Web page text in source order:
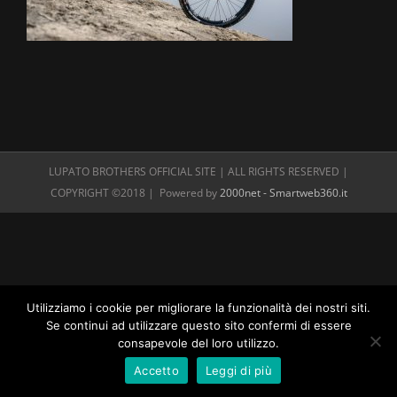
LUPATO BROTHERS OFFICIAL SITE | ALL RIGHTS RESERVED |
COPYRIGHT ©2018 | Powered by2000net - Smartweb360.it
Utilizziamo i cookie per migliorare la funzionalità dei nostri siti.
Se continui ad utilizzare questo sito confermi di essere
consapevole del loro utilizzo.
Accetto
Leggi di più